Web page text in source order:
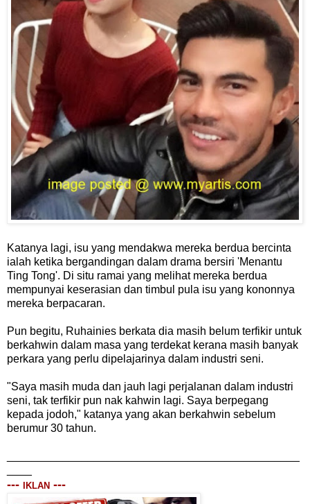
Katanya lagi, isu yang mendakwa mereka berdua bercinta
ialah ketika bergandingan dalam drama bersiri 'Menantu
Ting Tong'. Di situ ramai yang melihat mereka berdua
mempunyai keserasian dan timbul pula isu yang kononnya
mereka berpacaran.
Pun begitu, Ruhainies berkata dia masih belum terfikir untuk
berkahwin dalam masa yang terdekat kerana masih banyak
perkara yang perlu dipelajarinya dalam industri seni.
"Saya masih muda dan jauh lagi perjalanan dalam industri
seni, tak terfikir pun nak kahwin lagi. Saya berpegang
kepada jodoh," katanya yang akan berkahwin sebelum
berumur 30 tahun.
--- IKLAN ---